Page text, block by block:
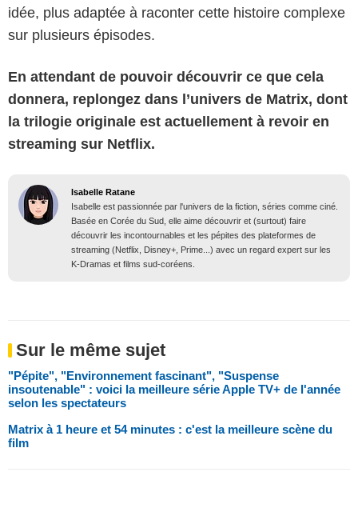
idée, plus adaptée à raconter cette histoire complexe
sur plusieurs épisodes.
En attendant de pouvoir découvrir ce que cela
donnera, replongez dans l’univers de Matrix, dont
la trilogie originale est actuellement à revoir en
streaming sur Netflix.
Isabelle Ratane
Isabelle est passionnée par l'univers de la fiction, séries comme ciné.
Basée en Corée du Sud, elle aime découvrir et (surtout) faire
découvrir les incontournables et les pépites des plateformes de
streaming (Netflix, Disney+, Prime...) avec un regard expert sur les
K-Dramas et films sud-coréens.
Sur le même sujet
"Pépite", "Environnement fascinant", "Suspense
insoutenable" : voici la meilleure série Apple TV+ de l'année
selon les spectateurs
Matrix à 1 heure et 54 minutes : c'est la meilleure scène du
film